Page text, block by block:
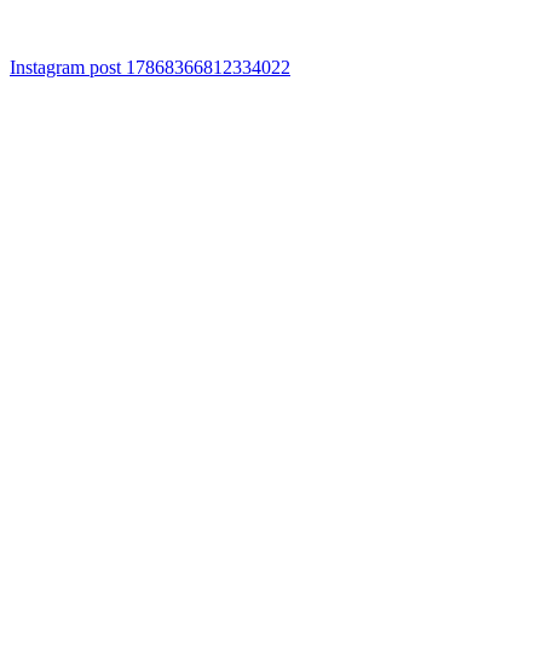
Instagram post 17868366812334022